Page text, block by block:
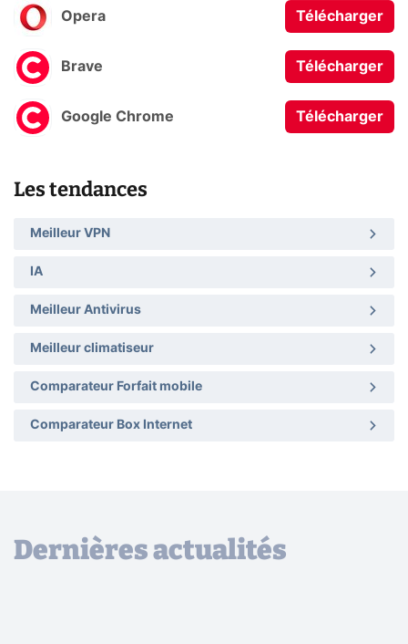
Opera Télécharger
Brave Télécharger
Google Chrome Télécharger
Les tendances
Meilleur VPN
IA
Meilleur Antivirus
Meilleur climatiseur
Comparateur Forfait mobile
Comparateur Box Internet
Dernières actualités